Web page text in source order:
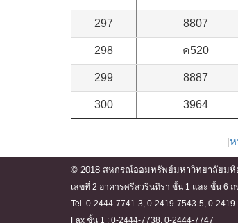
297 8807
298 ค520
299 8887
300 3964
[ห
© 2018 สหกรณ์ออมทรัพย์มหาวิทยาลัยมหิ
เลขที่ 2 อาคารศรีสวรินทิรา ชั้น 1 และ ชั้น 6
Tel. 0-2444-7741-3, 0-2419-7543-5, 0-
Fax ชั้น 1 : 0-2444-7738, 0-2444-7747